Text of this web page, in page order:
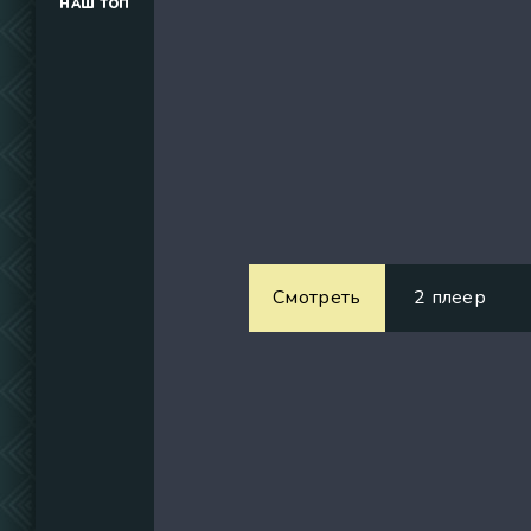
НАШ ТОП
Смотреть 2 плеер